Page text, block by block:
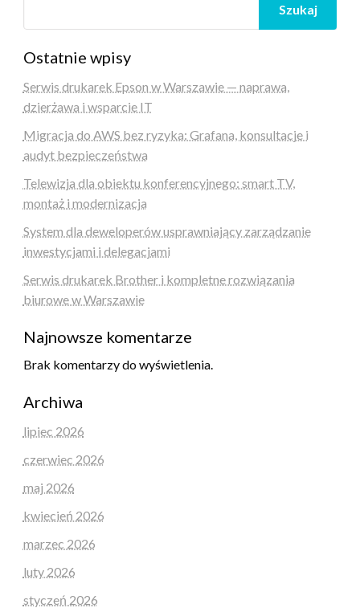
Szukaj
Ostatnie wpisy
Serwis drukarek Epson w Warszawie — naprawa,
dzierżawa i wsparcie IT
Migracja do AWS bez ryzyka: Grafana, konsultacje i
audyt bezpieczeństwa
Telewizja dla obiektu konferencyjnego: smart TV,
montaż i modernizacja
System dla deweloperów usprawniający zarządzanie
inwestycjami i delegacjami
Serwis drukarek Brother i kompletne rozwiązania
biurowe w Warszawie
Najnowsze komentarze
Brak komentarzy do wyświetlenia.
Archiwa
lipiec 2026
czerwiec 2026
maj 2026
kwiecień 2026
marzec 2026
luty 2026
styczeń 2026